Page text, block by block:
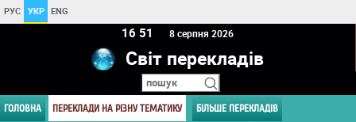
РУС УКР ENG
16:51 8 серпня 2026
Світ перекладів
ГОЛОВНА ПЕРЕКЛАДИ НА РІЗНУ ТЕМАТИКУ БІЛЬШЕ ПЕРЕКЛАДІВ